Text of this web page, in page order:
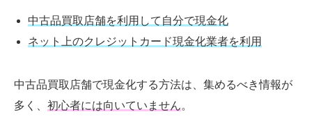
中古品買取店舗を利用して自分で現金化
ネット上のクレジットカード現金化業者を利用
中古品買取店舗で現金化する方法は、集めるべき情報が
多く、 初心者には向いていません。